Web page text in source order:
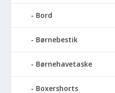
Bord
Børnebestik
Børnehavetaske
Boxershorts